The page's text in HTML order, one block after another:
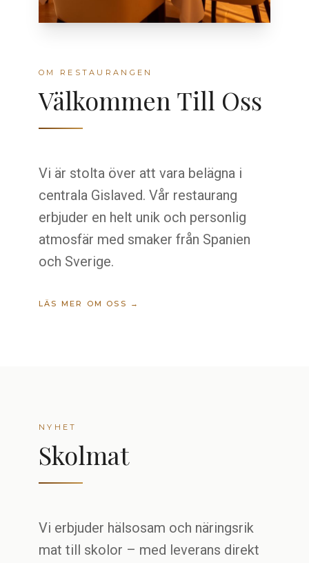
OM RESTAURANGEN
Välkommen Till Oss
Vi är stolta över att vara belägna i
centrala Gislaved. Vår restaurang
erbjuder en helt unik och personlig
atmosfär med smaker från Spanien
och Sverige.
LÄS MER OM OSS →
NYHET
Skolmat
Vi erbjuder hälsosam och näringsrik
mat till skolor – med leverans direkt